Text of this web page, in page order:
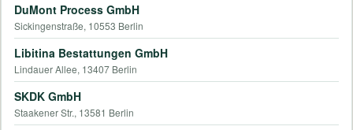
DuMont Process GmbH
Sickingenstraße, 10553 Berlin
Libitina Bestattungen GmbH
Lindauer Allee, 13407 Berlin
SKDK GmbH
Staakener Str., 13581 Berlin